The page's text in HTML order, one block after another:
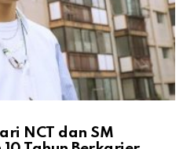
NCT dan SM